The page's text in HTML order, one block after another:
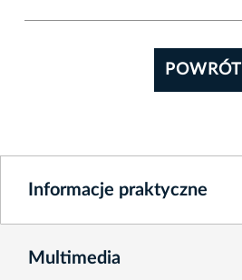
POWRÓT
Informacje praktyczne
Multimedia